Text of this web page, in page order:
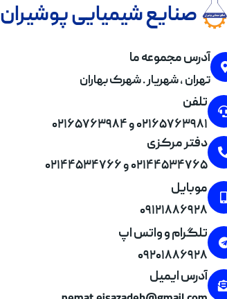
صنایع شیمیایی پوشیران
آدرس مجموعه ما
تهران , شهریار . شهرک بهاران
تلفن
۰۲۱۶۵۷۶۳۹۸۱ و ۰۲۱۶۵۷۶۳۹۸۴
دفتر مرکزی
۰۲۱۴۴۵۳۴۷۶۵ و ۰۲۱۴۴۵۳۴۷۶۶
موبایل
۰۹۱۲۱۸۸۶۹۲۸
تلگرام و واتس اپ
۰۹۲۰۱۸۸۶۹۲۸
آدرس ایمیل